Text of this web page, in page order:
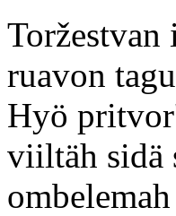
ruavon
Hyö
viiltäh sidä